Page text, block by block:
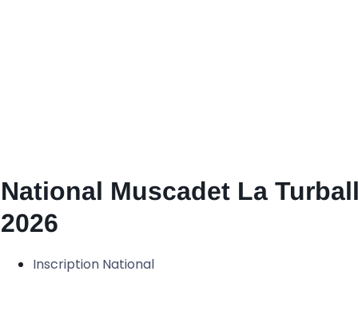
National Muscadet La
2026
Inscription National